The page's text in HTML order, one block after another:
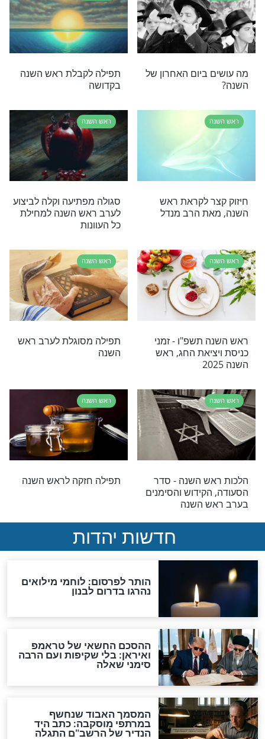
המשובח ביותר סגולות יקרות לראש השנה
ביום ראש
הלכות חשובות
לא אחד, לא שניים אלא
שלושה מתכונים לעוגת דבש
מרשימות
ראש השנה
שחל בשבת ומתי מכינים את
הסימנים?
האחרון של
תפילה לקבלת ראש השנה
לקראת ראש
הרב מנדל
ראש השנה
סגולה מפתיעה וקלה לביצוע
לערב ראש השנה למחילת